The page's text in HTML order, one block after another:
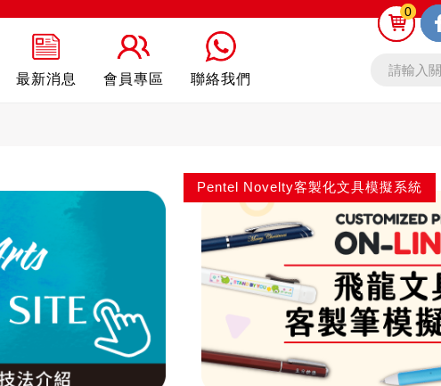
自動鉛筆 自動鉛筆芯
最新消息 會員專區 聯絡我們
0
0
Pentel Novelty客製化文具模擬系統